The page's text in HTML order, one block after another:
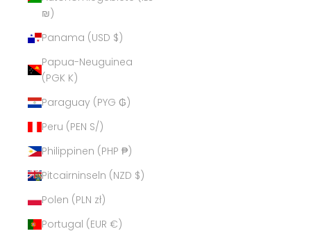
₪)
Panama (USD $)
Papua-Neuguinea
(PGK K)
Paraguay (PYG ₲)
Peru (PEN S/)
Philippinen (PHP ₱)
Pitcairninseln (NZD $)
Polen (PLN zł)
Portugal (EUR €)